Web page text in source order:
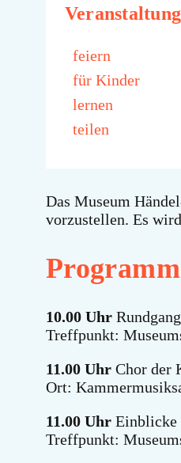
feiern
für Kinder
lernen
teilen
Das Museum
vorzustellen. Es
Programm
10.00 Uhr
Treffpunkt:
11.00 Uhr Chor der
Ort:
11.00 Uhr Einblicke
Treffpunkt: